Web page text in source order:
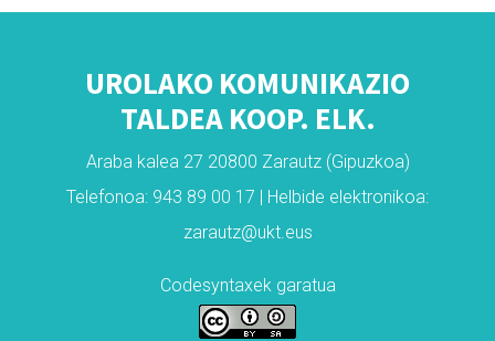
UROLAKO KOMUNIKAZIO
TALDEA KOOP. ELK.
Araba kalea 27 20800 Zarautz (Gipuzkoa)
Telefonoa: 943 89 00 17 | Helbide elektronikoa:
zarautz@ukt.eus
Codesyntaxek garatua